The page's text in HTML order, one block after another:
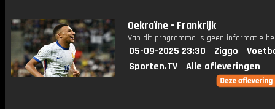
Oekraïne - Frankrijk
Van dit programma is geen informatie
05-09-2025 23:30 Ziggo
Sporten.TV
Alle afleveringen